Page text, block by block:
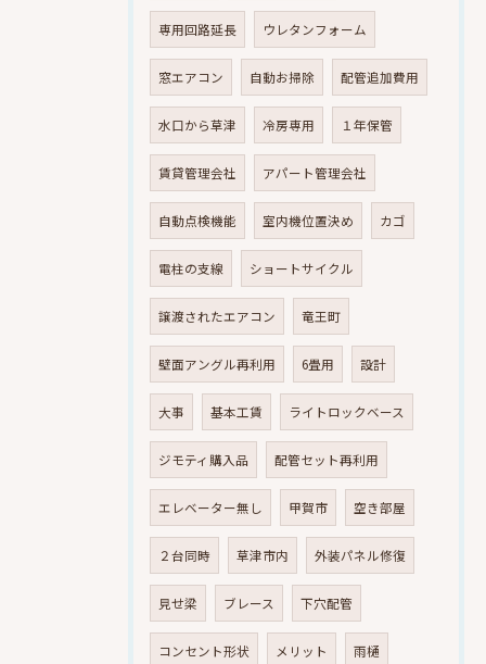
専用回路延長 ウレタンフォーム
窓エアコン 自動お掃除 配管追加費用
水口から草津 冷房専用 １年保管
賃貸管理会社 アパート管理会社
自動点検機能 室内機位置決め カゴ
電柱の支線 ショートサイクル
譲渡されたエアコン 竜王町
壁面アングル再利用 6畳用 設計
大事 基本工賃 ライトロックベース
ジモティ購入品 配管セット再利用
エレベーター無し 甲賀市 空き部屋
２台同時 草津市内 外装パネル修復
見せ梁 ブレース 下穴配管
コンセント形状 メリット 雨樋